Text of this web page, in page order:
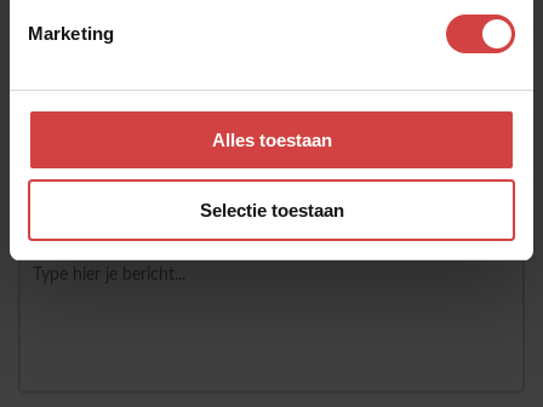
Marketing
Alles toestaan
Selectie toestaan